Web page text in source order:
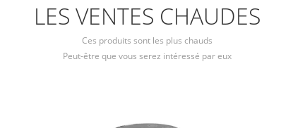
LES VENTES CHAUDES
Ces produits sont les plus chauds
Peut-être que vous serez intéressé par eux